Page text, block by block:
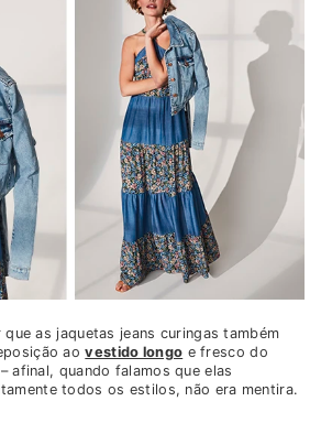
as jaquetas jeans curingas também
aovestido longo e fresco do
afinal, quando falamos que elas
todos os estilos, não era mentira.